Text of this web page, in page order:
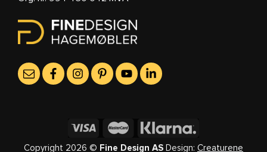
Copyright 2026 © Fine Design AS Design: Creaturene